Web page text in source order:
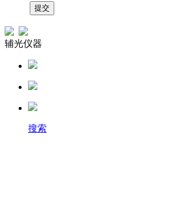
辅光仪器
搜索